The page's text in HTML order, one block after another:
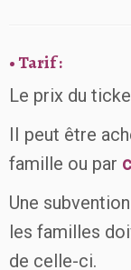
• Tarif :
Le prix du
II peut être
famille ou par
Une
les familles
de celle-ci.